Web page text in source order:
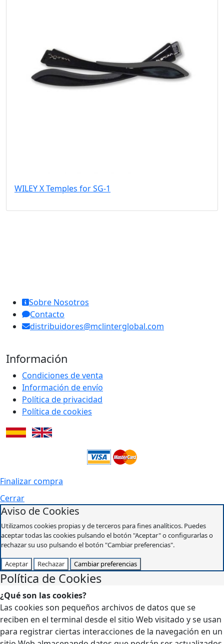
WILEY X Temples for SG-1
Sobre Nosotros
Contacto
distribuidores@mclinterglobal.com
Información
Condiciones de venta
Información de envío
Política de privacidad
Política de cookies
Finalizar compra
Cerrar
Aviso de Cookies
Utilizamos cookies propias y de terceros para fines analíticos. Puedes
aceptar todas las cookies pulsando el botón "Aceptar" o configurarlas o
rechazar su uso pulsando el botón "Cambiar preferencias".
Aceptar Rechazar Cambiar preferencias
Política de Cookies
¿Qué son las cookies?
Las cookies son pequeños archivos de datos que se
reciben en el terminal desde el sitio Web visitado y se usan
para registrar ciertas interacciones de la navegación en un